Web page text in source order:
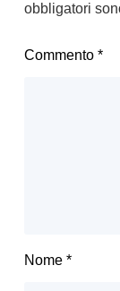
obbligatori
Commento *
Nome *